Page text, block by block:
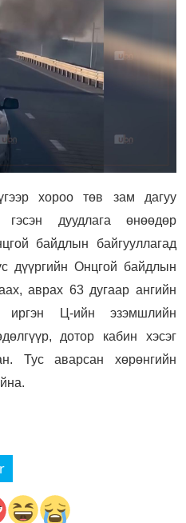
хороо төв зам дагуу
дуудлага өнөөдөр
байдлын байгууллагад
дүүргийн Онцгой байдлын
аврах 63 дугаар ангийн
иргэн Ц-ийн эзэмшлийн
дотор кабин хэсэг
Тус аварсан хөрөнгийн